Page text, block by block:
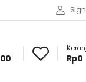
Rp0